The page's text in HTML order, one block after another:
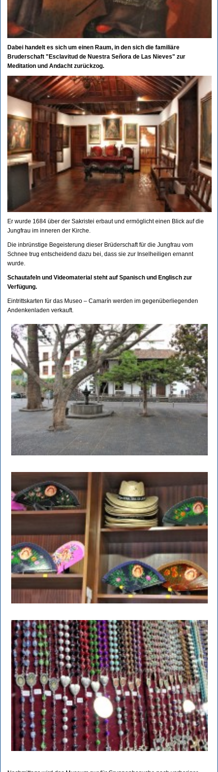
Dabei handelt es sich um einen Raum, in den sich die familiäre
Bruderschaft "Esclavitud de Nuestra Señora de Las Nieves" zur
Meditation und Andacht zurückzog.
Er wurde 1684 über der Sakristei erbaut und ermöglicht einen Blick auf die
Jungfrau im inneren der Kirche.
Die inbrünstige Begeisterung dieser Brüderschaft für die Jungfrau vom
Schnee trug entscheidend dazu bei, dass sie zur Inselheiligen ernannt
wurde.
Schautafeln und Videomaterial steht auf Spanisch und Englisch zur
Verfügung.
Eintrittskarten für das Museo – Camarín werden im gegenüberliegenden
Andenkenladen verkauft.